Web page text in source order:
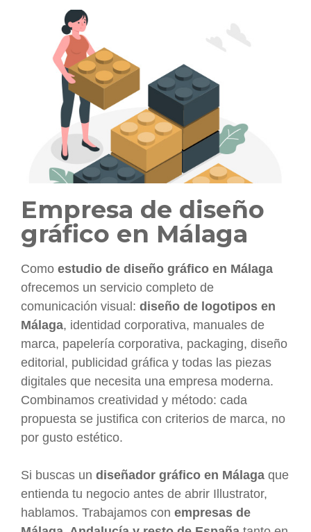
Empresa de diseño
gráfico en Málaga
Como estudio de diseño gráfico en Málaga
ofrecemos un servicio completo de
comunicación visual: diseño de logotipos en
Málaga, identidad corporativa, manuales de
marca, papelería corporativa, packaging, diseño
editorial, publicidad gráfica y todas las piezas
digitales que necesita una empresa moderna.
Combinamos creatividad y método: cada
propuesta se justifica con criterios de marca, no
por gusto estético.
Si buscas un diseñador gráfico en Málaga que
entienda tu negocio antes de abrir Illustrator,
hablamos. Trabajamos con empresas de